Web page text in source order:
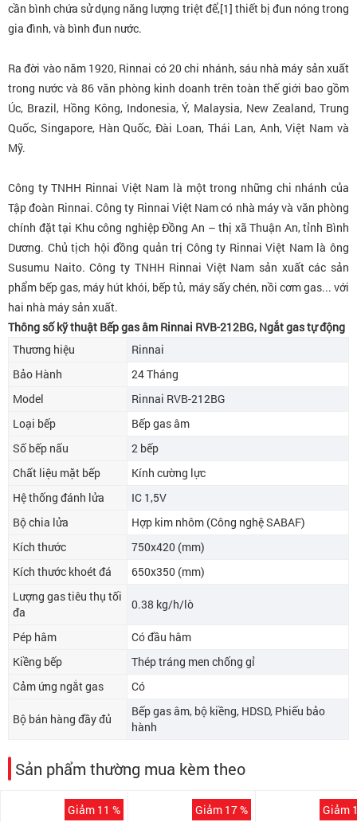
cần bình chứa sử dụng năng lượng triệt để,[1] thiết bị đun nóng trong
gia đình, và bình đun nước.
Ra đời vào năm 1920, Rinnai có 20 chi nhánh, sáu nhà máy sản xuất
trong nước và 86 văn phòng kinh doanh trên toàn thế giới bao gồm
Úc, Brazil, Hồng Kông, Indonesia, Ý, Malaysia, New Zealand, Trung
Quốc, Singapore, Hàn Quốc, Đài Loan, Thái Lan, Anh, Việt Nam và
Mỹ.
Công ty TNHH Rinnai Việt Nam là một trong những chi nhánh của
Tập đoàn Rinnai. Công ty Rinnai Việt Nam có nhà máy và văn phòng
chính đặt tại Khu công nghiệp Đồng An – thị xã Thuận An, tỉnh Bình
Dương. Chủ tịch hội đồng quản trị Công ty Rinnai Việt Nam là ông
Susumu Naito. Công ty TNHH Rinnai Việt Nam sản xuất các sản
phẩm bếp gas, máy hút khói, bếp tủ, máy sấy chén, nồi cơm gas... với
hai nhà máy sản xuất.
Thông số kỹ thuật Bếp gas âm Rinnai RVB-212BG, Ngắt gas tự động
Thương hiệu
Rinnai
Bảo Hành
24 Tháng
Model
Rinnai RVB-212BG
Loại bếp
Bếp gas âm
Số bếp nấu
2 bếp
Chất liệu mặt bếp
Kính cường lực
Hệ thống đánh lửa
IC 1,5V
Bộ chia lửa
Hợp kim nhôm (Công nghệ SABAF)
Kích thước
750x420 (mm)
Kích thước khoét đá
650x350 (mm)
Lượng gas tiêu thụ tối
đa
0.38 kg/h/lò
Pép hâm
Có đầu hâm
Kiềng bếp
Thép tráng men chống gỉ
Cảm ứng ngắt gas
Có
Bộ bán hàng đầy đủ
Bếp gas âm, bộ kiềng, HDSD, Phiếu bảo
hành
Sản phẩm thường mua kèm theo
Giảm 11 %
Giảm 17 %
Giảm